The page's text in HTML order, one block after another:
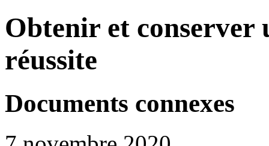
Obtenir et conserver
réussite
Documents connexes